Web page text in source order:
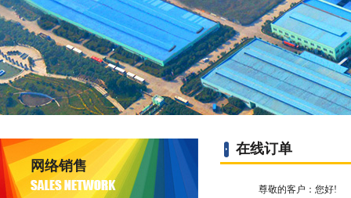
网络销售
在线订单
尊敬的客户：您好!